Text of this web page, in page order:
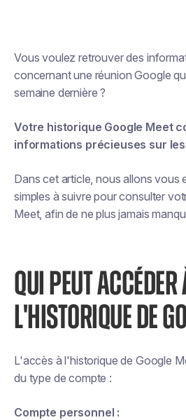
Vous voulez retrouver des
concernant une réunion Google
semaine dernière ?
Votre historique Google Meet
informations précieuses sur
Dans cet article, nous allons vous
simples à suivre pour consulter
Meet, afin de ne plus jamais
QUI PEUT ACCÉDER
L'HISTORIQUE DE
L'accès à l'historique de Google
du type de compte :
Compte personnel :